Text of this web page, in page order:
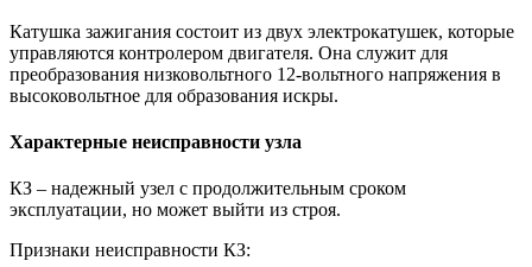
Катушка зажигания состоит из двух электрокатушек, которые
управляются контролером двигателя. Она служит для
преобразования низковольтного 12-вольтного напряжения в
высоковольтное для образования искры.
Характерные неисправности узла
КЗ – надежный узел с продолжительным сроком
эксплуатации, но может выйти из строя.
Признаки неисправности КЗ: